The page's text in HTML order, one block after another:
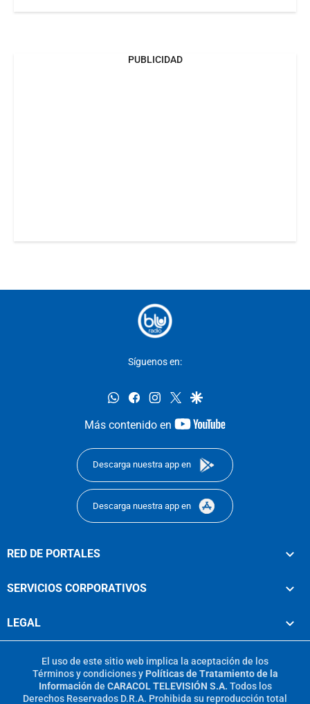
PUBLICIDAD
Síguenos en:
whatsappfacebookinstagram
twittergoogle
Más contenido en
youtube-
Descarga nuestra app en
Descarga nuestra app en
RED DE PORTALES
SERVICIOS CORPORATIVOS
LEGAL
El uso de este sitio web implica la aceptación de los
Términos y condicionesy Políticas de Tratamiento de la
Información de CARACOL TELEVISIÓN S.A. Todos los
Derechos Reservados D.R.A. Prohibida su reproducción total